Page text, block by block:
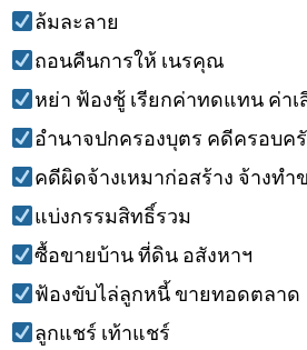
ล้มละลาย
ถอนคืนการให้ เนรคุณ
หย่า ฟ้องชู้ เรียกค่าทดแทน ค่าเ
อำนาจปกครองบุตร คดีครอบค
คดีผิดจ้างเหมาก่อสร้าง จ้างทำ
แบ่งกรรมสิทธิ์รวม
ซื้อขายบ้าน ที่ดิน อสังหาฯ
ฟ้องขับไล่ลูกหนี้ ขายทอดตลาด
ลูกแชร์ เท้าแชร์